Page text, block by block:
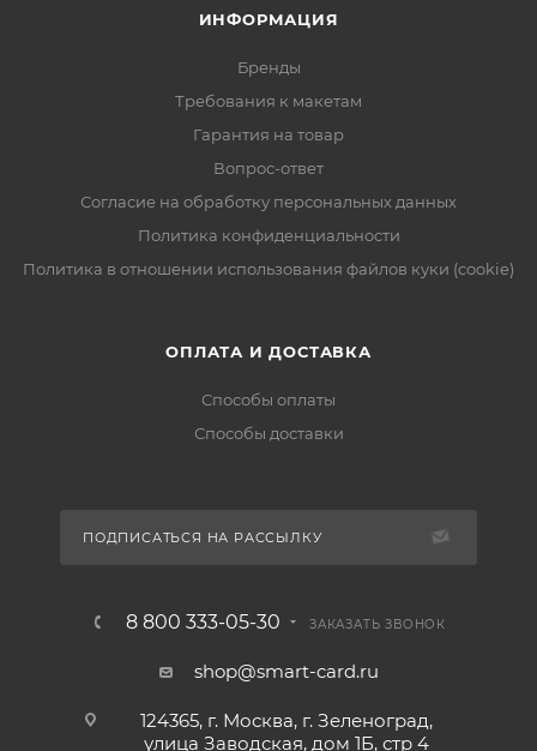
ИНФОРМАЦИЯ
Бренды
Требования к макетам
Гарантия на товар
Вопрос-ответ
Согласие на обработку персональных данных
Политика конфиденциальности
Политика в отношении использования файлов куки (cookie)
ОПЛАТА И ДОСТАВКА
Способы оплаты
Способы доставки
ПОДПИСАТЬСЯ НА РАССЫЛКУ
8 800 333-05-30 ЗАКАЗАТЬ ЗВОНОК
shop@smart-card.ru
124365, г. Москва, г. Зеленоград,
улица Заводская, дом 1Б, стр 4